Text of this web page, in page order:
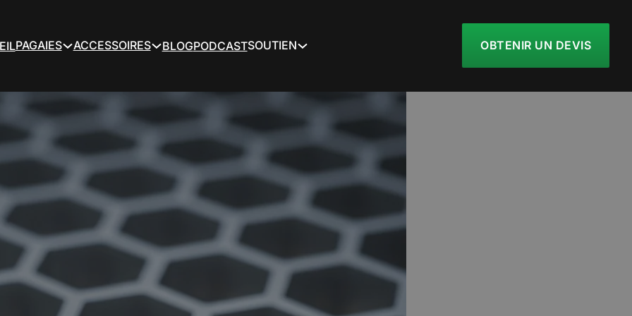
PAGAIES ACCESSOIRES BLOGPODCASTSOUTIEN OBTENIR UN DEVIS